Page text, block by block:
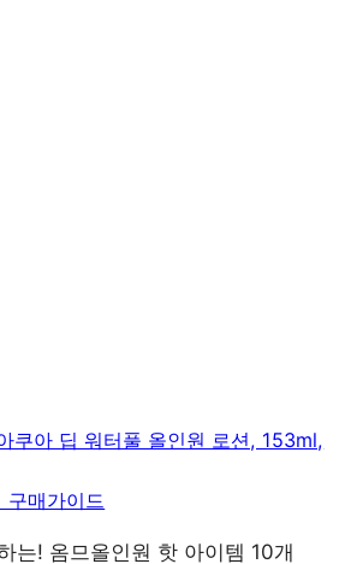
쿠아 딥 워터풀 올인원 로션, 153ml,
구매가이드